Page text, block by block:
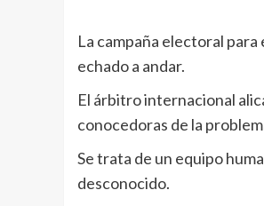
La campaña electoral
echado a andar.
El árbitro internacional
conocedoras de la
Se trata de un equipo
desconocido.